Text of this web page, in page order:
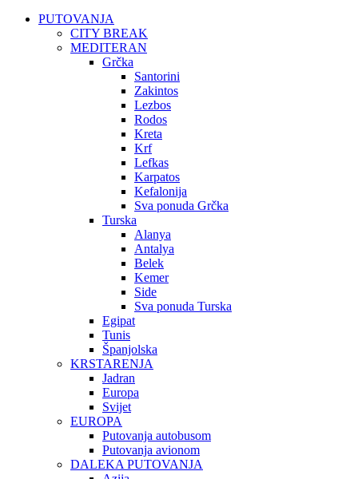
PUTOVANJA
CITY BREAK
MEDITERAN
Grčka
Santorini
Zakintos
Lezbos
Rodos
Kreta
Krf
Lefkas
Karpatos
Kefalonija
Sva ponuda Grčka
Turska
Alanya
Antalya
Belek
Kemer
Side
Sva ponuda Turska
Egipat
Tunis
Španjolska
KRSTARENJA
Jadran
Europa
Svijet
EUROPA
Putovanja autobusom
Putovanja avionom
DALEKA PUTOVANJA